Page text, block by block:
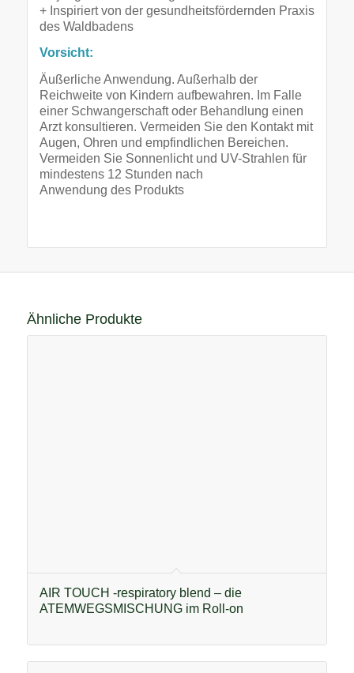
+ Inspiriert von der gesundheitsfördernden Praxis
des Waldbadens
Vorsicht:
Äußerliche Anwendung. Außerhalb der
Reichweite von Kindern aufbewahren. Im Falle
einer Schwangerschaft oder Behandlung einen
Arzt konsultieren. Vermeiden Sie den Kontakt mit
Augen, Ohren und empfindlichen Bereichen.
Vermeiden Sie Sonnenlicht und UV-Strahlen für
mindestens 12 Stunden nach
Anwendung des Produkts
Ähnliche Produkte
AIR TOUCH -respiratory blend – die
ATEMWEGSMISCHUNG im Roll-on